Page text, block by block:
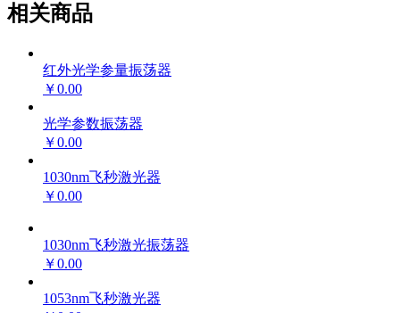
相关商品
红外光学参量振荡器
￥0.00
光学参数振荡器
￥0.00
1030nm飞秒激光器
￥0.00
1030nm飞秒激光振荡器
￥0.00
1053nm飞秒激光器